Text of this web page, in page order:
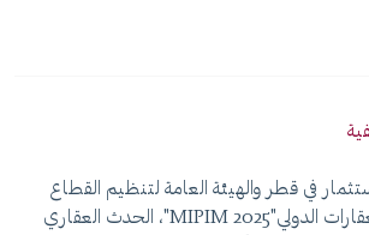
في قطر والهيئة العامة لتنظيم القطاع
العقاري في معرض العقارات الدولي"MIPIM 2025"، الحدث العقاري